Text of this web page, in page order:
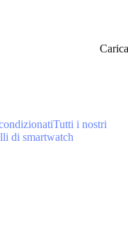
Tutti i nostri
di smartwatch